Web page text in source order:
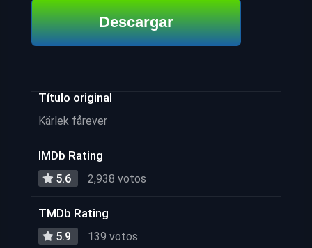
Descargar
Título original
Kärlek fårever
IMDb Rating
5.6 2,938 votos
TMDb Rating
5.9 139 votos